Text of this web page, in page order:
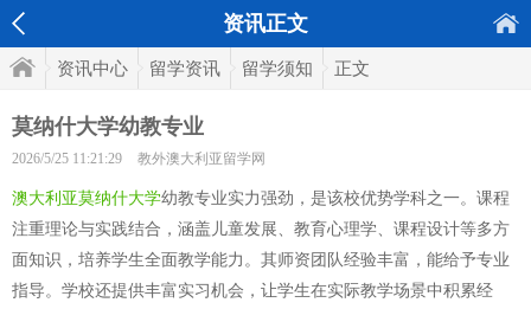
资讯正文
资讯中心 留学资讯 留学须知 正文
莫纳什大学幼教专业
2026/5/25 11:21:29 教外澳大利亚留学网
澳大利亚莫纳什大学幼教专业实力强劲，是该校优势学科之一。课程
注重理论与实践结合，涵盖儿童发展、教育心理学、课程设计等多方
面知识，培养学生全面教学能力。其师资团队经验丰富，能给予专业
指导。学校还提供丰富实习机会，让学生在实际教学场景中积累经